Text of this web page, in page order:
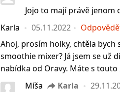
Jojo to mají právě jenom
Karla
05.11.2022
Ahoj, prosím holky, chtěla bych
smoothie mixer? Já jsem se už
nabídka od Oravy. Máte s
Míša
Karla